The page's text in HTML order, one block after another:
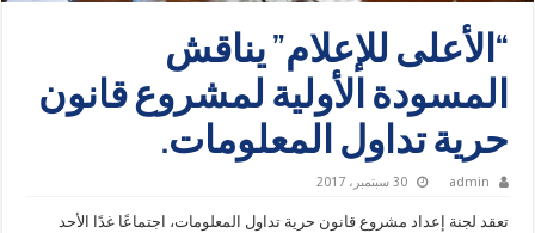
“الأعلى للإعلام” يناقش
المسودة الأولية لمشروع قانون
حرية تداول المعلومات.
admin 30 سبتمبر، 2017
تعقد لجنة إعداد مشروع قانون حرية تداول المعلومات، اجتماعًا غدًا الأحد